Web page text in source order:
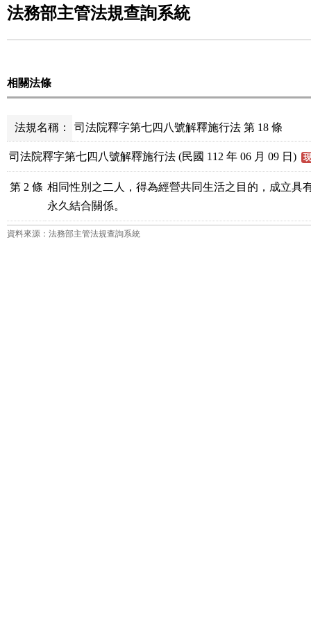
法務部主管法規查詢系統
相關法條
法規名稱： 司法院釋字第七四八號解釋施行法 第 18 條
司法院釋字第七四八號解釋施行法 (民國 112 年 06 月 09 日)
第 2 條 相同性別之二人，得為經營共同生活之目的，成立具
永久結合關係。
資料來源：法務部主管法規查詢系統